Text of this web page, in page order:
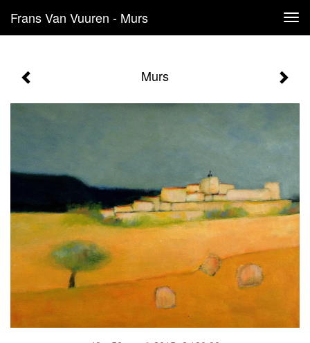
Frans Van Vuuren - Murs
Murs